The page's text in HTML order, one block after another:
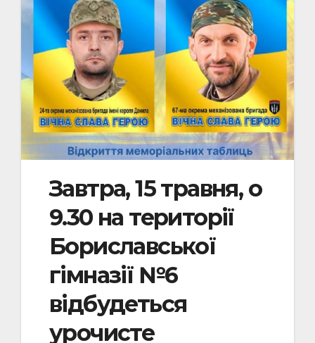
Завтра, 15 травня, о
9.30 на території
Бориславської
гімназії №6
відбудеться
урочисте